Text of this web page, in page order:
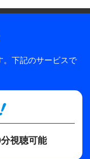
下記のサービスで
視聴可能